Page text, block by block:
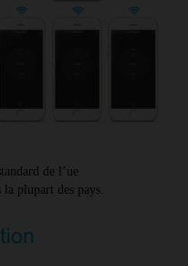
de l’ue
plupart des pays.